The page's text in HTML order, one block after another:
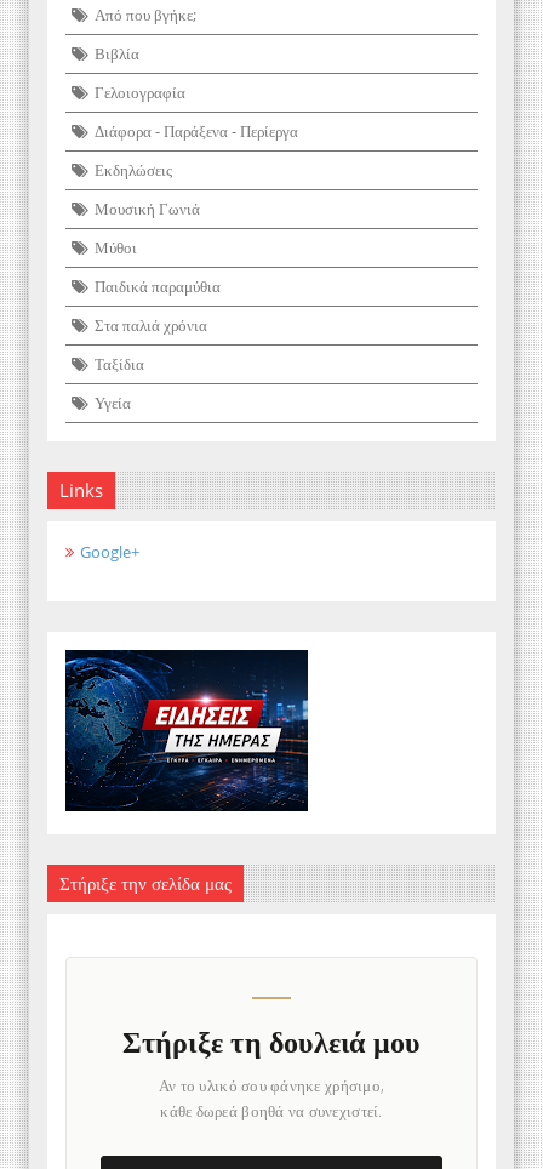
Από που βγήκε;
Βιβλία
Γελοιογραφία
Διάφορα - Παράξενα - Περίεργα
Εκδηλώσεις
Μουσική Γωνιά
Μύθοι
Παιδικά παραμύθια
Στα παλιά χρόνια
Ταξίδια
Υγεία
Links
Google+
Στήριξε την σελίδα μας
Στήριξε τη δουλειά μου
Αν το υλικό σου φάνηκε χρήσιμο,
κάθε δωρεά βοηθά να συνεχιστεί.